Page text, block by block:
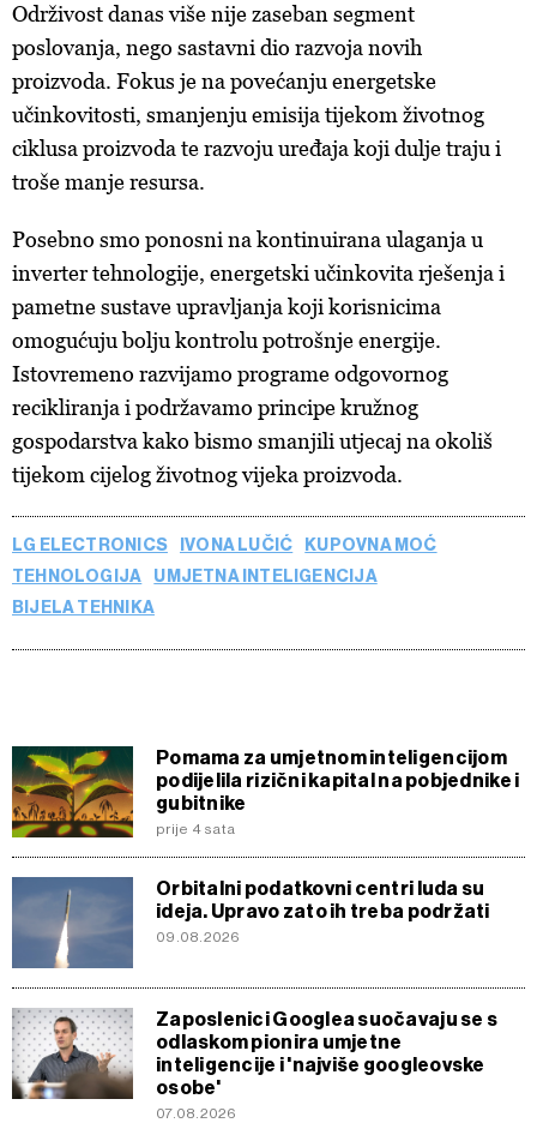
Održivost danas više nije zaseban segment
poslovanja, nego sastavni dio razvoja novih
proizvoda. Fokus je na povećanju energetske
učinkovitosti, smanjenju emisija tijekom životnog
ciklusa proizvoda te razvoju uređaja koji dulje traju i
troše manje resursa.
Posebno smo ponosni na kontinuirana ulaganja u
inverter tehnologije, energetski učinkovita rješenja i
pametne sustave upravljanja koji korisnicima
omogućuju bolju kontrolu potrošnje energije.
Istovremeno razvijamo programe odgovornog
recikliranja i podržavamo principe kružnog
gospodarstva kako bismo smanjili utjecaj na okoliš
tijekom cijelog životnog vijeka proizvoda.
LG ELECTRONICS IVONA LUČIĆ
KUPOVNA MOĆ
TEHNOLOGIJA
UMJETNA INTELIGENCIJA
BIJELA TEHNIKA
Pomama za umjetnom inteligencijom
podijelila rizični kapital na pobjednike i
gubitnike
prije 4 sata
Orbitalni podatkovni centri luda su
ideja. Upravo zato ih treba podržati
09.08.2026
Zaposlenici Googlea suočavaju se s
odlaskom pionira umjetne
inteligencije i 'najviše googleovske
osobe'
07.08.2026